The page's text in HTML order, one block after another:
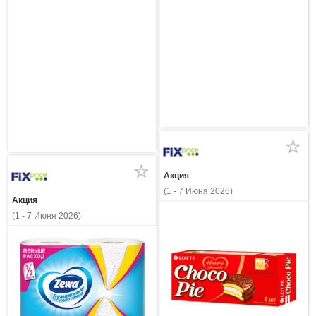
Акция
(1 - 7 Июня 2026)
Акция
(1 - 7 Июня 2026)